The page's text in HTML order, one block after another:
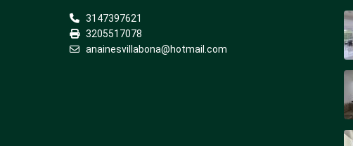
3147397621
3205517078
anainesvillabona@hotmail.com